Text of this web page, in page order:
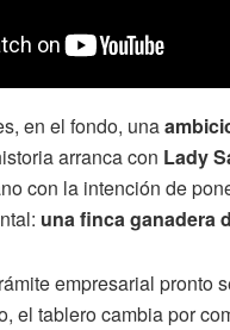
en el fondo, una
arranca con Lady
con la intención de
una finca ganadera
empresarial pronto
el tablero cambia por